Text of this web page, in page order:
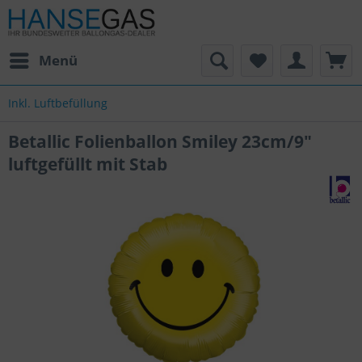
Menü
Inkl. Luftbefüllung
Betallic Folienballon Smiley 23cm/9"
luftgefüllt mit Stab